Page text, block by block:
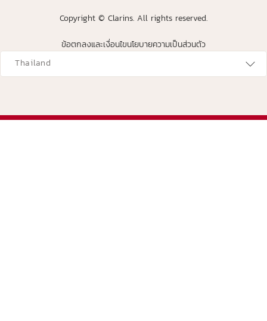
Copyright © Clarins. All rights reserved.
ข้อตกลงและเงื่อนไขนโยบายความเป็นส่วนตัว
Navigates to
Thailand